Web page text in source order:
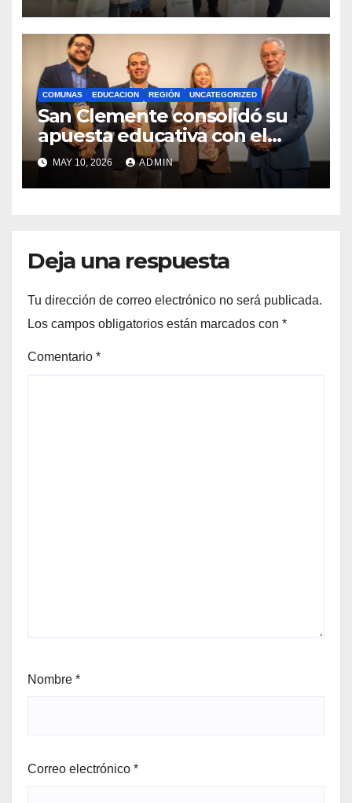
COMUNAS EDUCACION REGIÓN UNCATEGORIZED
San Clemente consolidó su
apuesta educativa con el
lanzamiento del
Preuniversitario Brotes 2026
MAY 10, 2026 ADMIN
Deja una respuesta
Tu dirección de correo electrónico no será publicada.
Los campos obligatorios están marcados con *
Comentario *
Nombre *
Correo electrónico *